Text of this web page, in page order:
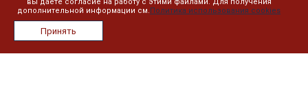
дополнительной информации см.Политика использования cookies
Принять
О компании
Сотрудники